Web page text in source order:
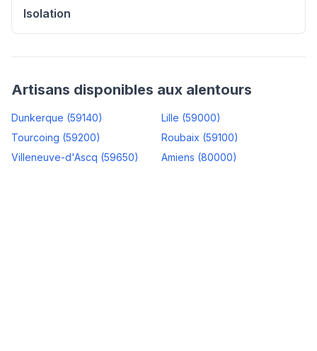
Isolation
Artisans disponibles aux alentours
Dunkerque (59140) Lille (59000)
Tourcoing (59200) Roubaix (59100)
Villeneuve-d'Ascq (59650) Amiens (80000)